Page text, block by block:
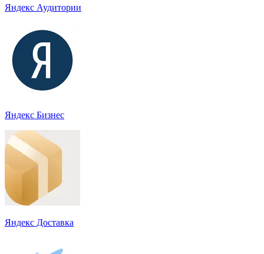
Яндекс Аудитории
Яндекс Бизнес
Яндекс Доставка